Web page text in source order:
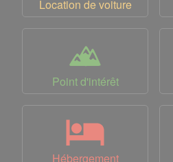
Location de voiture
Point d'intérêt
Hébergement